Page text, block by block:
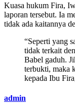
Kuasa hukum Fira,
laporan tersebut. Ia
tidak ada kaitannya
“Seperti yang
tidak terkait
Babel gaduh.
terbukti, maka
kepada Ibu
admin